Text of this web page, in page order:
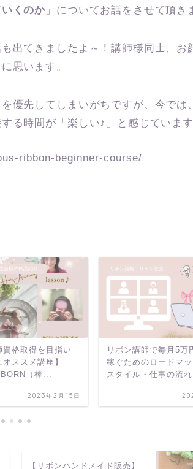
くのか 」についてお話をさせて頂き
出てきましたよ～！講師様同士、お
思います。
優先してしまいがちですが、今では
る時間が「楽しい♪」と感じています
ribbon-beginner-course/
徒様の作品紹介♡
資格取得を目指い
ススメ講座】
（棒...
2023年2月15日
リボン資格・リボン販売
リボン講師で毎月5万
稼ぐためのロードマ
スタイル・仕事の流れ
【リボンハンドメイド販売】